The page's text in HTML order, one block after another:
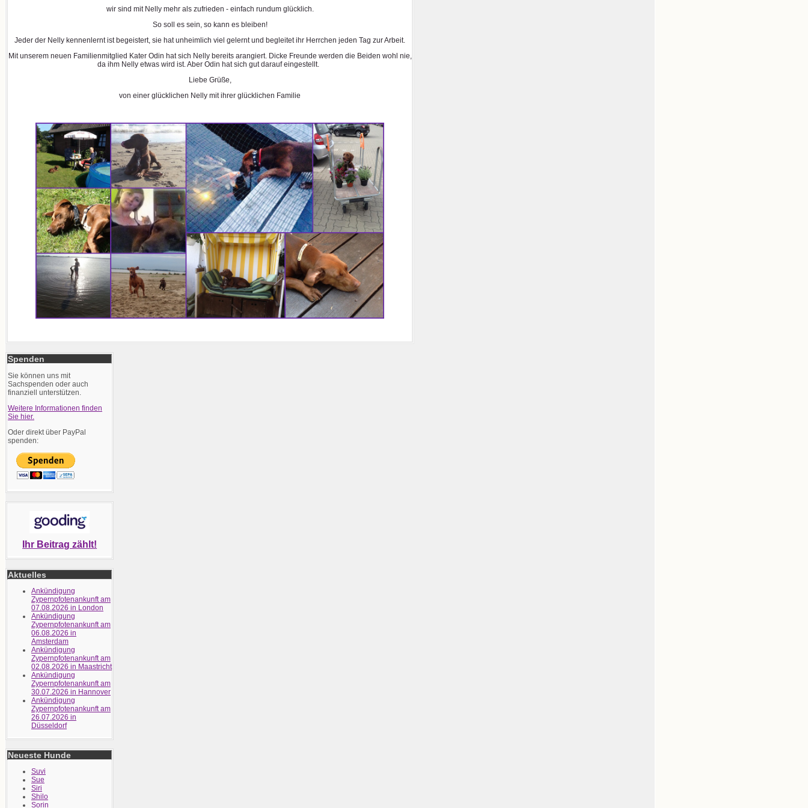
wir sind mit Nelly mehr als zufrieden - einfach rundum glücklich.
So soll es sein, so kann es bleiben!
Jeder der Nelly kennenlernt ist begeistert, sie hat unheimlich viel gelernt und begleitet ihr Herrchen jeden Tag zur Arbeit.
Mit unserem neuen Familienmitglied Kater Odin hat sich Nelly bereits arangiert. Dicke Freunde werden die Beiden wohl nie,
da ihm Nelly etwas wird ist. Aber Odin hat sich gut darauf eingestellt.
Liebe Grüße,
von einer glücklichen Nelly mit ihrer glücklichen Familie
Spenden
Sie können uns mit
Sachspenden oder auch
finanziell unterstützen.
Weitere Informationen finden
Sie hier.
Oder direkt über PayPal
spenden:
Ihr Beitrag zählt!
Aktuelles
Ankündigung
Zypernpfotenankunft am
07.08.2026 in London
Ankündigung
Zypernpfotenankunft am
06.08.2026 in
Amsterdam
Ankündigung
Zypernpfotenankunft am
02.08.2026 in Maastricht
Ankündigung
Zypernpfotenankunft am
30.07.2026 in Hannover
Ankündigung
Zypernpfotenankunft am
26.07.2026 in
Düsseldorf
Neueste Hunde
Suvi
Sue
Siri
Shilo
Sorin